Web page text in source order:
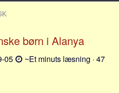
børn i Alanya
05
~Et minuts læsning · 47